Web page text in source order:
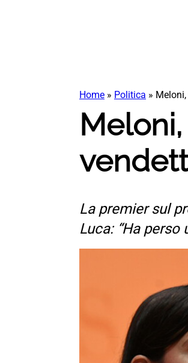
Home » Politica »
La premier sul
Luca: “Ha perso